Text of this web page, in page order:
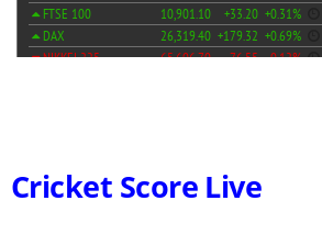
Cricket Score Live